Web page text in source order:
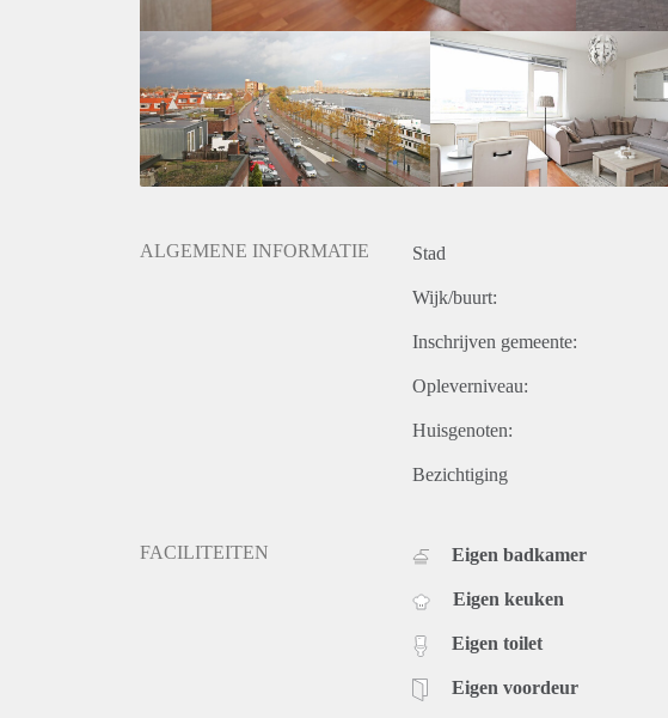
- Huurprijs is € 1250,- inclusief servicekosten waaronder (opstal)
- Elektra, gas en internet zijn voor eigen rekening.
Donderdag 14 november 2019 hebben wij een KOM & KIJK uur.
+31 6 28 44 35 33 voor een afspraak.
ALGEMENE INFORMATIE Stad
Wijk/buurt:
Inschrijven gemeente:
Opleverniveau:
Huisgenoten:
Bezichtiging
FACILITEITEN Eigen badkamer
Eigen keuken
Eigen toilet
Eigen voordeur